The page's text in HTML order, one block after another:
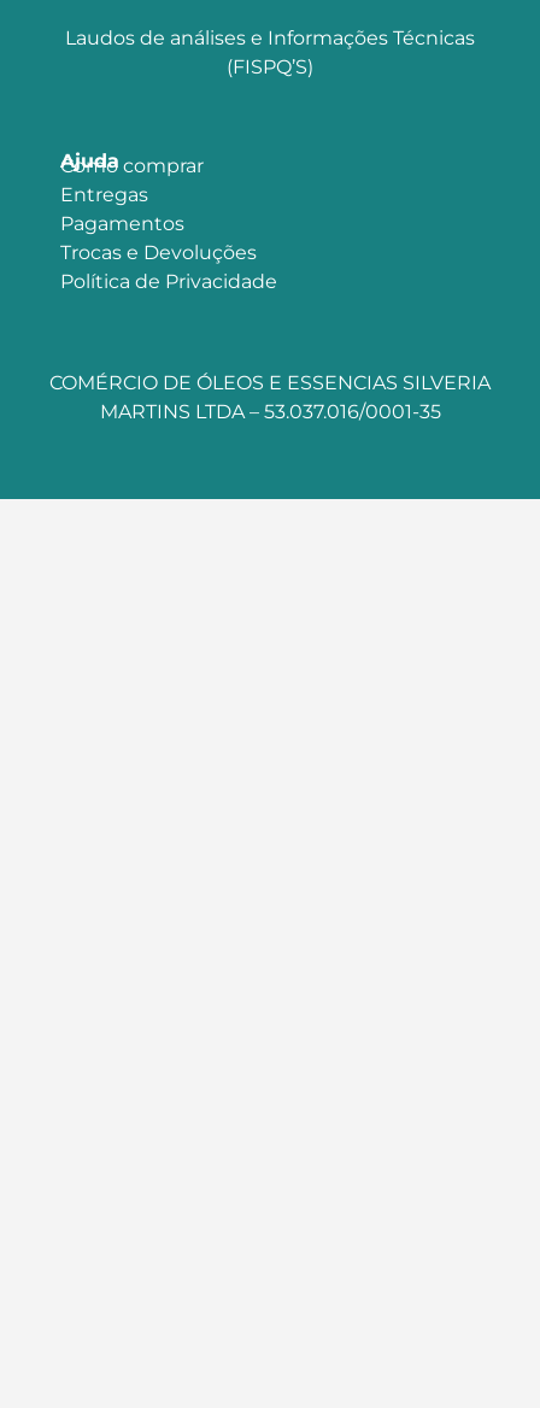
Laudos de análises e Informações Técnicas
(FISPQ’S)
Ajuda
Como comprar
Entregas
Pagamentos
Trocas e Devoluções
Política de Privacidade
COMÉRCIO DE ÓLEOS E ESSENCIAS SILVERIA
MARTINS LTDA – 53.037.016/0001-35